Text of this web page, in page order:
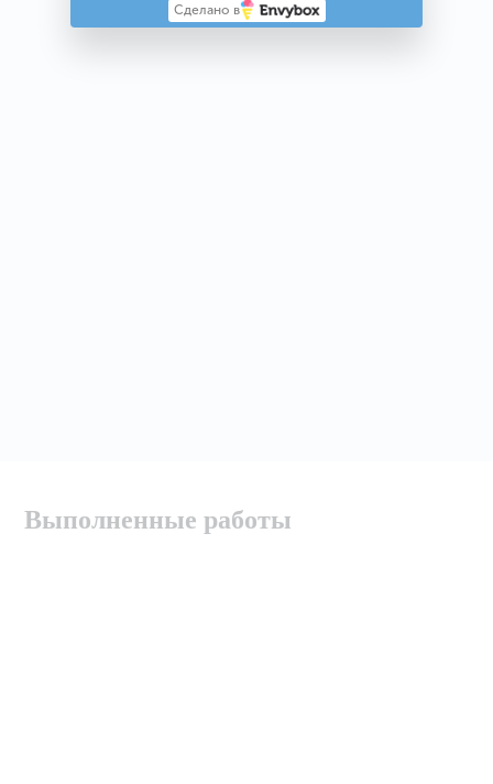
Выполненные работы
Сделано в